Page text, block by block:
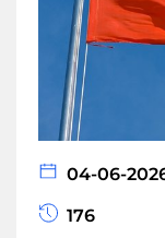
04-06-
176